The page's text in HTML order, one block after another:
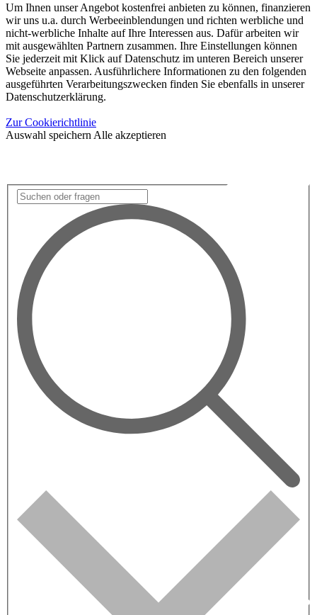
Um Ihnen unser Angebot kostenfrei anbieten zu können, finanzieren
wir uns u.a. durch Werbeeinblendungen und richten werbliche und
nicht-werbliche Inhalte auf Ihre Interessen aus. Dafür arbeiten wir
mit ausgewählten Partnern zusammen. Ihre Einstellungen können
Sie jederzeit mit Klick auf Datenschutz im unteren Bereich unserer
Webseite anpassen. Ausführlichere Informationen zu den folgenden
ausgeführten Verarbeitungszwecken finden Sie ebenfalls in unserer
Datenschutzerklärung.
Zur Cookierichtlinie
Auswahl speichern Alle akzeptieren